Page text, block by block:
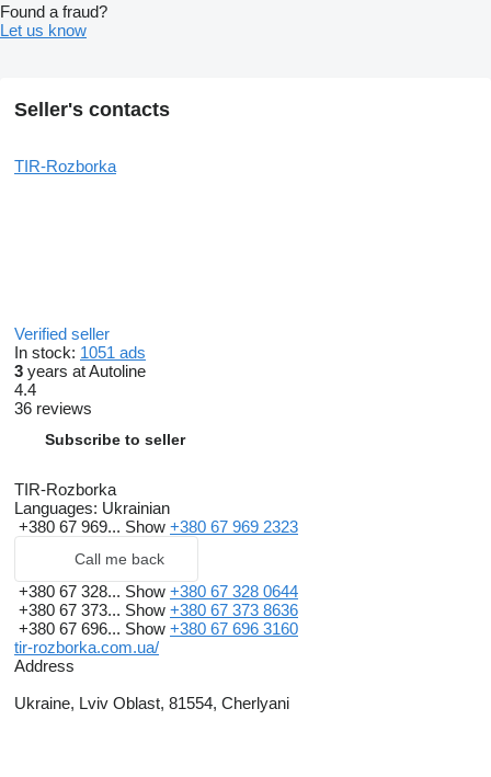
Ціна і якість приємно здивують Вас. Будемо раді
довгостроковій співпраці.
На нашій розборці Ви зможете знайти все, що необхідно
Вас вітає компанія TIR Розборка. Знаходимося вже довгий
час на ринку, та зарекомендували себе, як надійний партнер
у постачанні вживаних запчастин!
Found a fraud?
Let us know
Seller's contacts
TIR-Rozborka
Verified seller
In stock: 1051 ads
3 years at Autoline
4.4
36 reviews
Subscribe to seller
TIR-Rozborka
Languages: Ukrainian
+380 67 969... Show +380 67 969 2323
Call me back
+380 67 328... Show +380 67 328 0644
+380 67 373... Show +380 67 373 8636
+380 67 696... Show +380 67 696 3160
tir-rozborka.com.ua/
Address
Ukraine, Lviv Oblast, 81554, Cherlyani